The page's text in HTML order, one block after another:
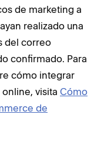
de marketing a
realizado una
del correo
confirmado. Para
cómo integrar
visita Cómo
de